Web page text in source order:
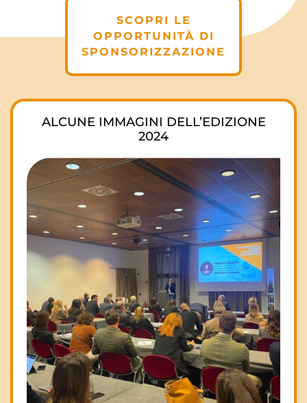
SCOPRI LE
OPPORTUNITÀ DI
SPONSORIZZAZIONE
ALCUNE IMMAGINI DELL’EDIZIONE
2024